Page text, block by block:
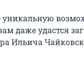
уникальную
даже удастся
Ильича